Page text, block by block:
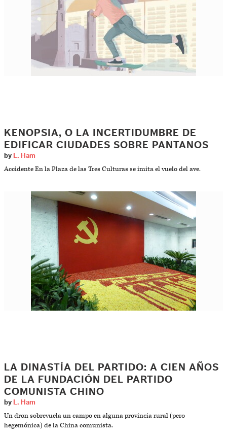
KENOPSIA, O LA INCERTIDUMBRE DE
EDIFICAR CIUDADES SOBRE PANTANOS
by L. Ham
Accidente En la Plaza de las Tres Culturas se imita el vuelo del ave.
LA DINASTÍA DEL PARTIDO: A CIEN AÑOS
DE LA FUNDACIÓN DEL PARTIDO
COMUNISTA CHINO
by L. Ham
Un dron sobrevuela un campo en alguna provincia rural (pero
hegemónica) de la China comunista.